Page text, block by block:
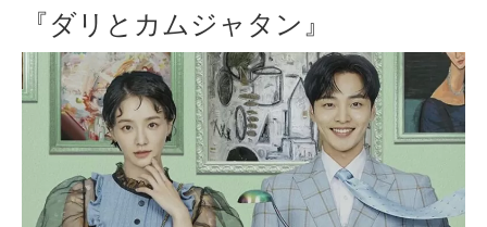
『ダリとカムジャタン』